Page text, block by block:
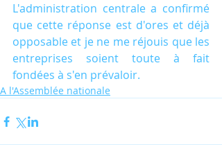
L'administration centrale a confirmé
que cette réponse est d'ores et déjà
opposable et je ne me réjouis que les
entreprises soient toute à fait
fondées à s'en prévaloir.
A l'Assemblée nationale